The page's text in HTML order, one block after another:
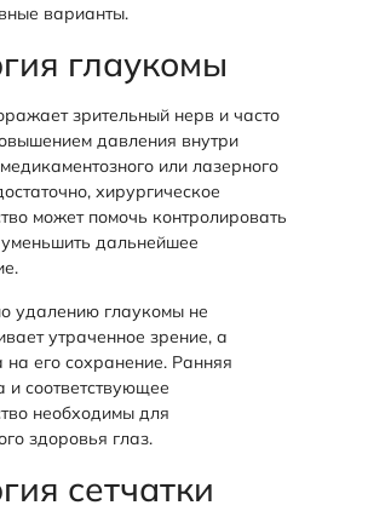
варианты.
глаукомы
зрительный нерв и часто
давления внутри
или лазерного
хирургическое
может помочь контролировать
дальнейшее
удалению глаукомы не
утраченное зрение, а
на его сохранение. Ранняя
и соответствующее
необходимы для
здоровья глаз.
сетчатки